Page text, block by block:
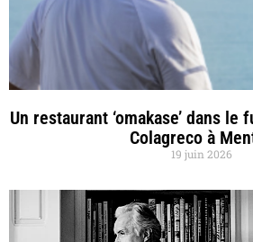
Un restaurant ‘omakase’ dans
Colagreco à
19 juin 2026